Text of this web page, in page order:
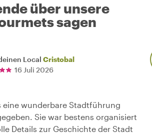
über unsere
sagen
Local Cristobal
16 Juli 2026
eine wunderbare Stadtführung
Sie war bestens organisiert
Details zur Geschichte der Stadt